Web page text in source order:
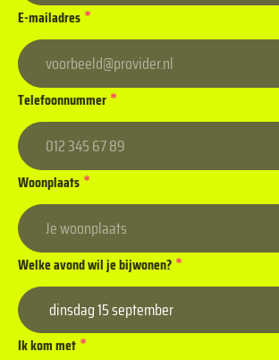
E-mailadres *
Telefoonnummer *
Woonplaats *
Welke avond wil je bijwonen? *
Ik kom met *